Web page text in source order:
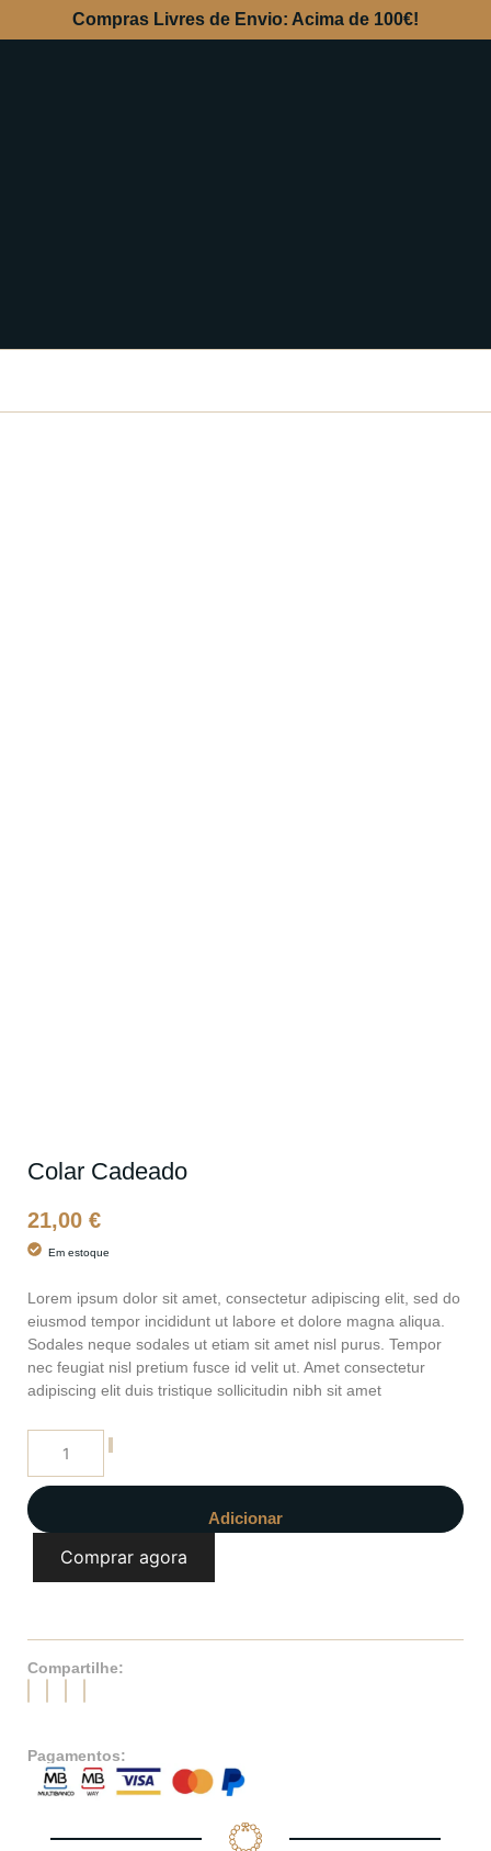
Compras Livres de Envio: Acima de 100€!
Colar Cadeado
21,00 €
Em estoque
Lorem ipsum dolor sit amet, consectetur adipiscing elit, sed do
eiusmod tempor incididunt ut labore et dolore magna aliqua.
Sodales neque sodales ut etiam sit amet nisl purus. Tempor
nec feugiat nisl pretium fusce id velit ut. Amet consectetur
adipiscing elit duis tristique sollicitudin nibh sit amet
Adicionar
Comprar agora
Compartilhe:
Pagamentos: